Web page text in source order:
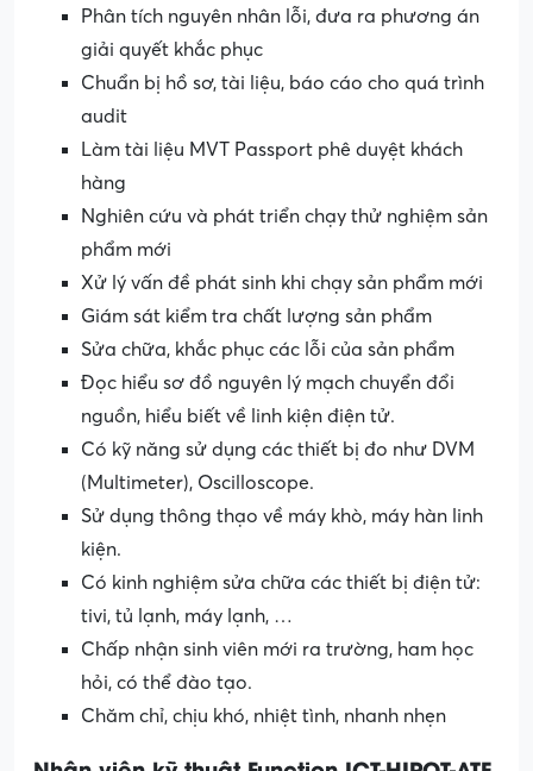
Phân tích nguyên nhân lỗi, đưa ra phương án
giải quyết khắc phục
Chuẩn bị hồ sơ, tài liệu, báo cáo cho quá trình
audit
Làm tài liệu MVT Passport phê duyệt khách
hàng
Nghiên cứu và phát triển chạy thử nghiệm sản
phẩm mới
Xử lý vấn đề phát sinh khi chạy sản phẩm mới
Giám sát kiểm tra chất lượng sản phẩm
Sửa chữa, khắc phục các lỗi của sản phẩm
Đọc hiểu sơ đồ nguyên lý mạch chuyển đổi
nguồn, hiểu biết về linh kiện điện tử.
Có kỹ năng sử dụng các thiết bị đo như DVM
(Multimeter), Oscilloscope.
Sử dụng thông thạo về máy khò, máy hàn linh
kiện.
Có kinh nghiệm sửa chữa các thiết bị điện tử:
tivi, tủ lạnh, máy lạnh, …
Chấp nhận sinh viên mới ra trường, ham học
hỏi, có thể đào tạo.
Chăm chỉ, chịu khó, nhiệt tình, nhanh nhẹn